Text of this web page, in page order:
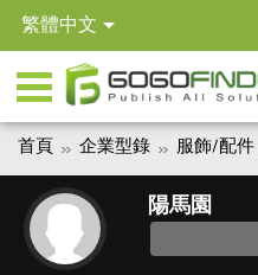
繁體中文
首頁 企業型錄 服飾/配件
陽馬園